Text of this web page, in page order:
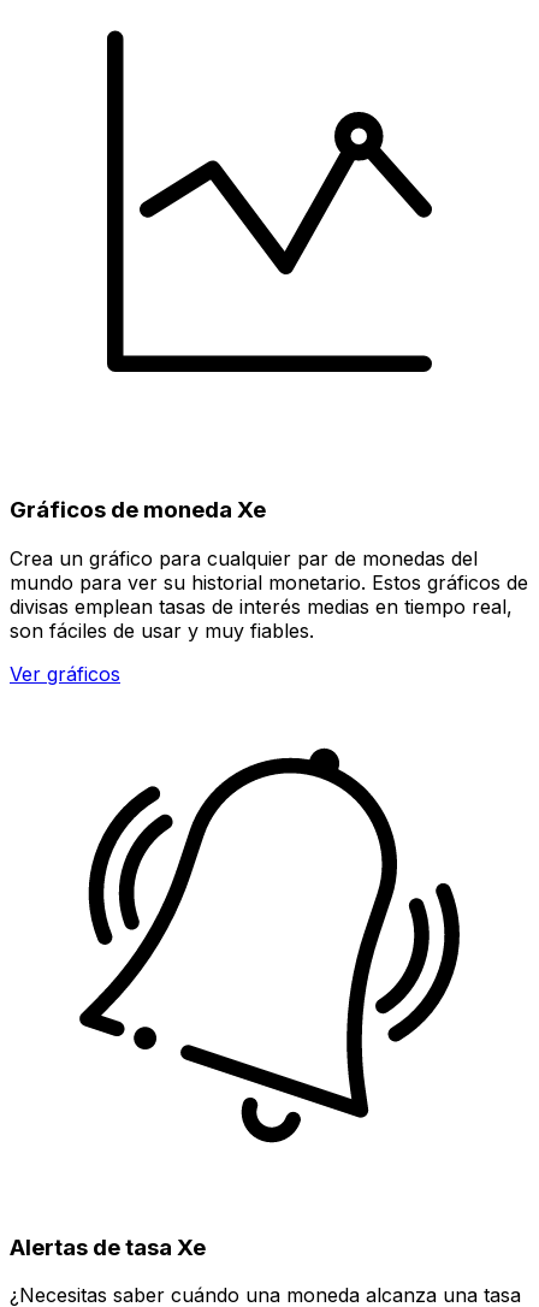
Gráficos de moneda Xe
Crea un gráfico para cualquier par de monedas del
mundo para ver su historial monetario. Estos gráficos de
divisas emplean tasas de interés medias en tiempo real,
son fáciles de usar y muy fiables.
Ver gráficos
Alertas de tasa Xe
¿Necesitas saber cuándo una moneda alcanza una tasa